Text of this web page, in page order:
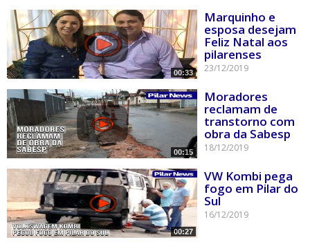
00:33
Marquinho e
esposa desejam
Feliz Natal aos
pilarenses
23/12/2019
00:15
Moradores
reclamam de
transtorno com
obra da Sabesp
18/12/2019
00:27
VW Kombi pega
fogo em Pilar do
Sul
16/12/2019